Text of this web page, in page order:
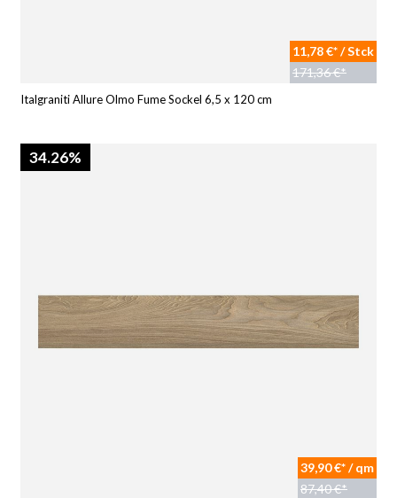
11,78 €* / Stck
171,36 €*
Italgraniti Allure Olmo Fume Sockel 6,5 x 120 cm
34.26%
39,90 €* / qm
87,40 €*